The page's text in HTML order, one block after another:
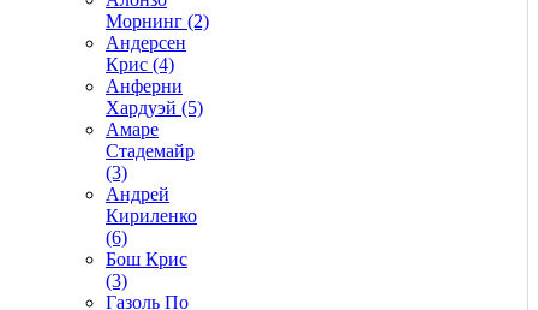
Морнинг (2)
Андерсен
Крис (4)
Анферни
Xардуэй (5)
Амаре
Стадемайр
(3)
Андрей
Кириленко
(6)
Бош Крис
(3)
Газоль По